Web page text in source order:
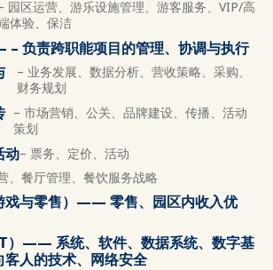
园区运营、游乐设施管理、游客服务、VIP/高
体验、保洁
负责跨职能项目的管理、协调与执行
– 业务发展、数据分析、营收策略、采购、
财务规划
– 市场营销、公关、品牌建设、传播、活动
策划
动– 票务、定价、活动
、餐厅管理、餐饮服务战略
戏与零售）—— 零售、园区内收入优
）—— 系统、软件、数据系统、数字基
客人的技术、网络安全